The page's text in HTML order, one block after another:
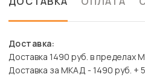
Доставка:
Доставка 1490 руб. в пределах
Доставка за МКАД - 1490 руб. +